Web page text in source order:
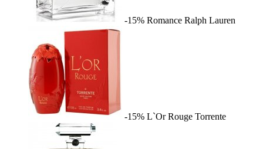
-15% Romance Ralph Lauren
-15% L`Or Rouge Torrente